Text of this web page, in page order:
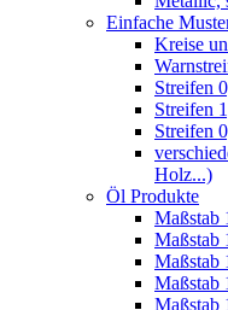
Einfache
Kreise
Streifen
Streifen
Streifen
Holz...)
Öl Produkte
Maßstab
Maßstab
Maßstab
Maßstab
Maßstab